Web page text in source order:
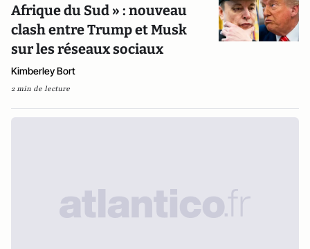
Afrique du Sud » : nouveau
clash entre Trump et Musk
sur les réseaux sociaux
Kimberley Bort
2 min de lecture